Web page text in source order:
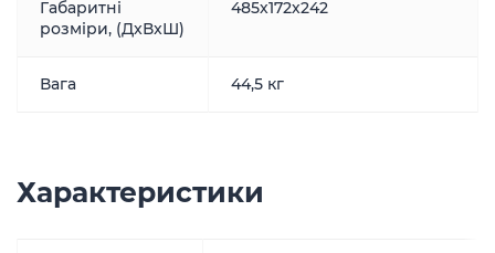
Габаритні
розміри, (ДxВxШ)
485х172х242
Вага 44,5 кг
Характеристики